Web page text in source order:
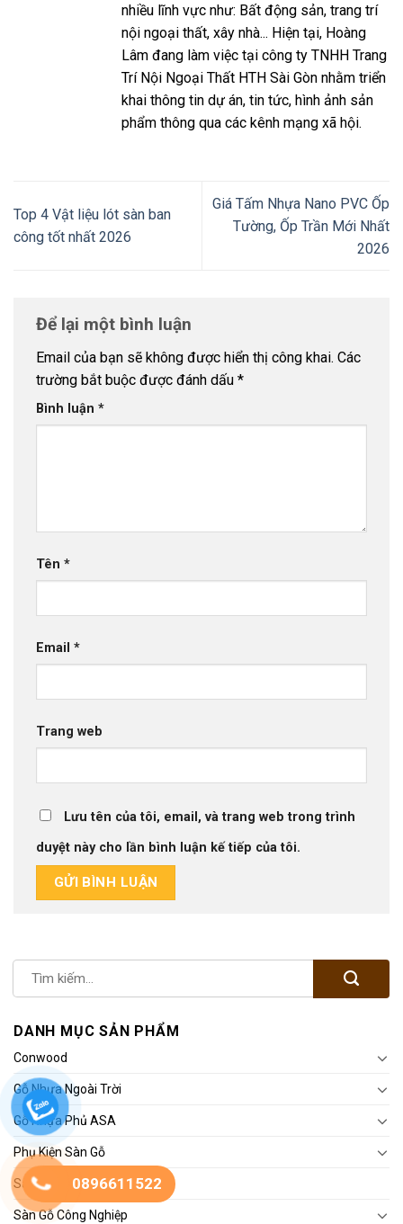
nhiều lĩnh vực như: Bất động sản, trang trí
nội ngoại thất, xây nhà... Hiện tại, Hoàng
Lâm đang làm việc tại công ty TNHH Trang
Trí Nội Ngoại Thất HTH Sài Gòn nhằm triển
khai thông tin dự án, tin tức, hình ảnh sản
phẩm thông qua các kênh mạng xã hội.
Top 4 Vật liệu lót sàn ban
công tốt nhất 2026
Giá Tấm Nhựa Nano PVC Ốp
Tường, Ốp Trần Mới Nhất
2026
Để lại một bình luận
Email của bạn sẽ không được hiển thị công khai. Các
trường bắt buộc được đánh dấu *
Bình luận *
Tên *
Email *
Trang web
Lưu tên của tôi, email, và trang web trong trình
duyệt này cho lần bình luận kế tiếp của tôi.
DANH MỤC SẢN PHẨM
Conwood
Gỗ Nhựa Ngoài Trời
Gỗ Nhựa Phủ ASA
Phụ Kiện Sàn Gỗ
Sàn Chịu Lực
Sàn Gỗ Công Nghiệp
0896611522